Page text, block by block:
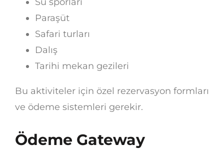
Paraşüt
Safari turları
Dalış
Tarihi mekan gezileri
Bu aktiviteler için özel rezervasyon formları
ve ödeme sistemleri gerekir.
Ödeme Gateway